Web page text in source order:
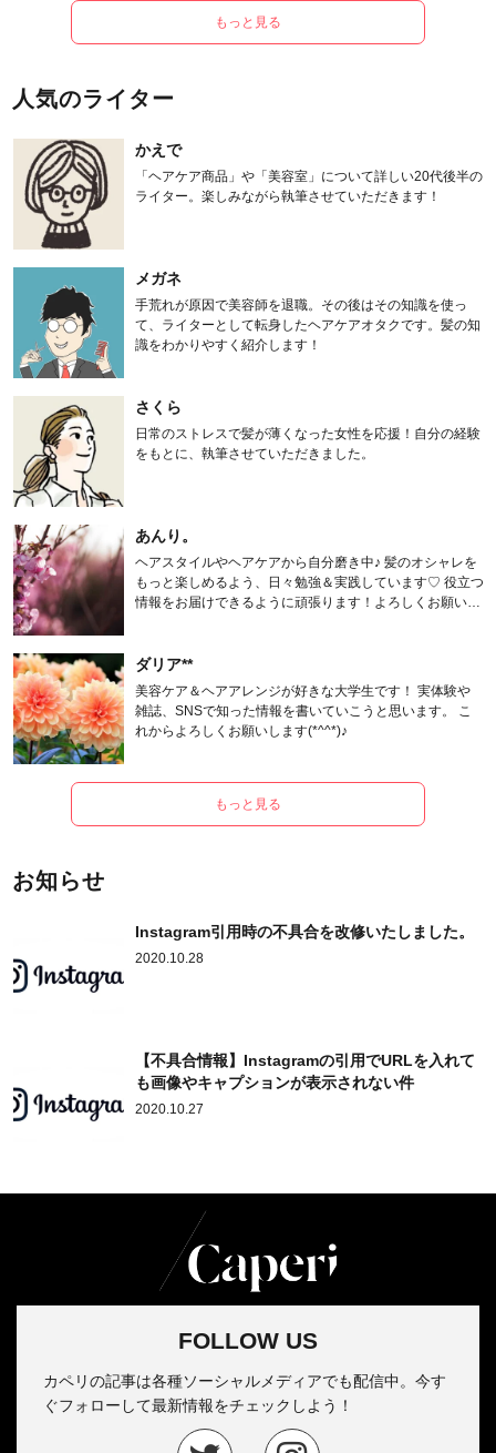
もっと見る
人気のライター
かえで
「ヘアケア商品」や「美容室」について詳しい20代後半の
ライター。楽しみながら執筆させていただきます！
メガネ
手荒れが原因で美容師を退職。その後はその知識を使っ
て、ライターとして転身したヘアケアオタクです。髪の知
識をわかりやすく紹介します！
さくら
日常のストレスで髪が薄くなった女性を応援！自分の経験
をもとに、執筆させていただきました。
あんり。
ヘアスタイルやヘアケアから自分磨き中♪ 髪のオシャレを
もっと楽しめるよう、日々勉強＆実践しています♡ 役立つ
情報をお届けできるように頑張ります！よろしくお願いし
ダリア**
美容ケア＆ヘアアレンジが好きな大学生です！ 実体験や
雑誌、SNSで知った情報を書いていこうと思います。 こ
れからよろしくお願いします(*^^*)♪
もっと見る
お知らせ
Instagram引用時の不具合を改修いたしました。
2020.10.28
【不具合情報】Instagramの引用でURLを入れて
も画像やキャプションが表示されない件
2020.10.27
FOLLOW US
カペリの記事は各種ソーシャルメディアでも配信中。今す
ぐフォローして最新情報をチェックしよう！